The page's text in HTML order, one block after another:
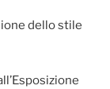
dello stile